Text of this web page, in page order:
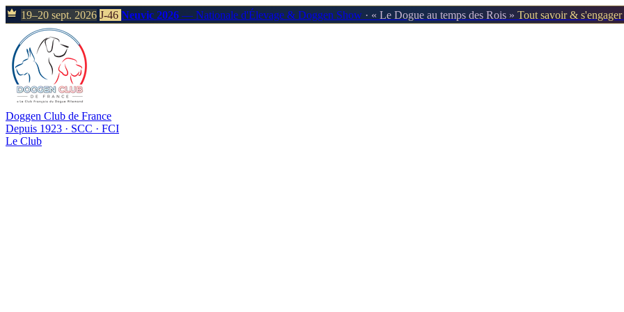
19–20 sept. 2026 J-46 Neuvic 2026 — Nationale d'Élevage & Doggen Show · « Le Dogue au temps des Rois » Tout savoir &
Doggen Club de France
Depuis 1923 · SCC · FCI
Le Club